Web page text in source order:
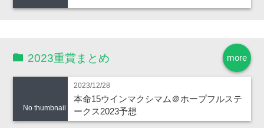
more
2023重賞まとめ
No thumbnail
2023/12/28
本命15ウインマクシマム＠ホープフルステ
ークス2023予想